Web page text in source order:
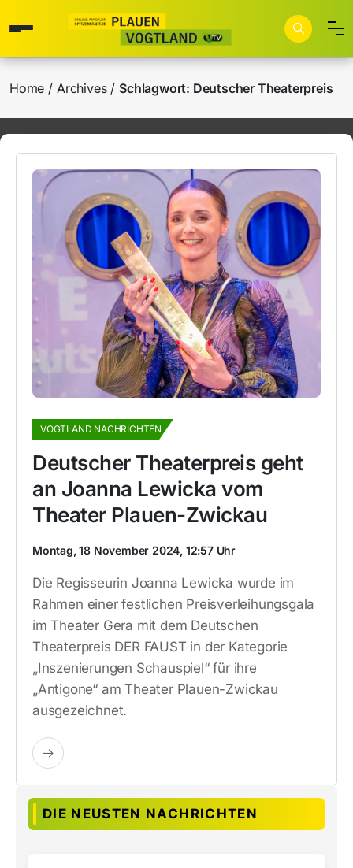
Home Archives Schlagwort: Deutscher Theaterpreis
VOGTLAND NACHRICHTEN
Deutscher Theaterpreis geht
an Joanna Lewicka vom
Theater Plauen-Zwickau
Montag, 18 November 2024, 12:57 Uhr
Die Regisseurin Joanna Lewicka wurde im
Rahmen einer festlichen Preisverleihungsgala
im Theater Gera mit dem Deutschen
Theaterpreis DER FAUST in der Kategorie
„Inszenierungen Schauspiel“ für ihre
„Antigone“ am Theater Plauen-Zwickau
ausgezeichnet.
DIE NEUSTEN NACHRICHTEN